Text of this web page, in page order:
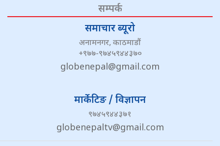
सम्पर्क
समाचार ब्यूरो
अनामनगर, काठमाडौं
+९७७-९७४५९४४३७०
globenepal@gmail.com
मार्केटिङ / विज्ञापन
९७४५९४४३७१
globenepaltv@gmail.com